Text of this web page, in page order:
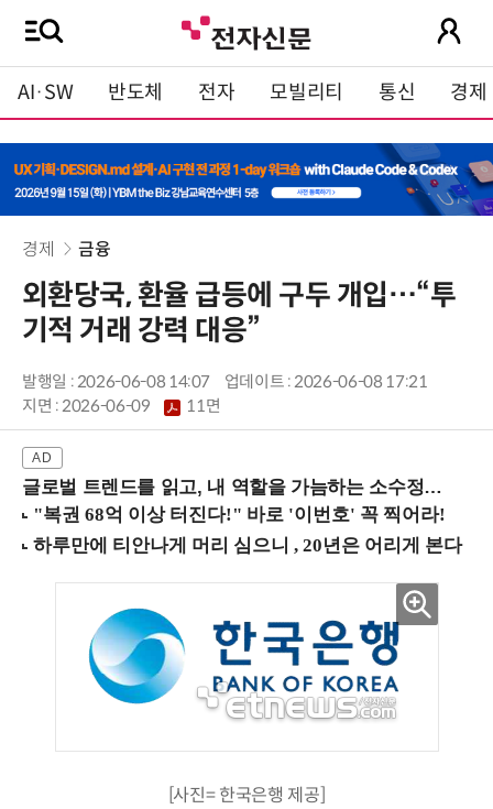
AI·SW 반도체 전자 모빌리티 통신 경제
경제 금융
외환당국, 환율 급등에 구두 개입…“투
기적 거래 강력 대응”
발행일 : 2026-06-08 14:07
업데이트 : 2026-06-08 17:21
지면 :2026-06-09 11면
글로벌 트렌드를 읽고, 내 역할을 가늠하는 소수정예 실습 워크숍 (8/28 신논현역)
[사진= 한국은행 제공]